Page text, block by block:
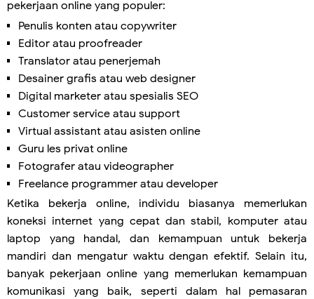
pekerjaan online yang populer:
Penulis konten atau copywriter
Editor atau proofreader
Translator atau penerjemah
Desainer grafis atau web designer
Digital marketer atau spesialis SEO
Customer service atau support
Virtual assistant atau asisten online
Guru les privat online
Fotografer atau videographer
Freelance programmer atau developer
Ketika bekerja online, individu biasanya memerlukan
koneksi internet yang cepat dan stabil, komputer atau
laptop yang handal, dan kemampuan untuk bekerja
mandiri dan mengatur waktu dengan efektif. Selain itu,
banyak pekerjaan online yang memerlukan kemampuan
komunikasi yang baik, seperti dalam hal pemasaran